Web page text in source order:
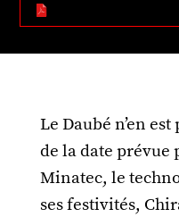
Le Daubé n’en
de la date prévue
Minatec, le
ses festivités,